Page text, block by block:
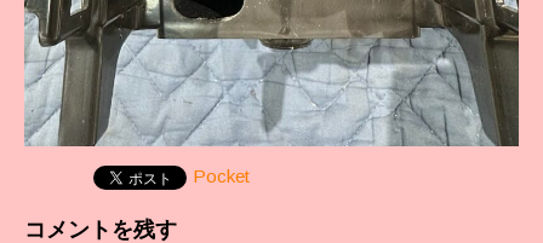
Pocket
コメントを残す